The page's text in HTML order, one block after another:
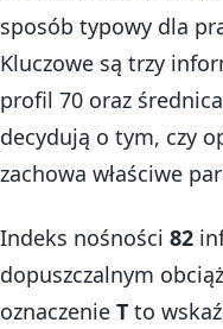
sposób typowy dla
Kluczowe są trzy
profil 70 oraz
decydują o tym, czy
zachowa właściwe
Indeks nośności 82
dopuszczalnym
oznaczenie T to